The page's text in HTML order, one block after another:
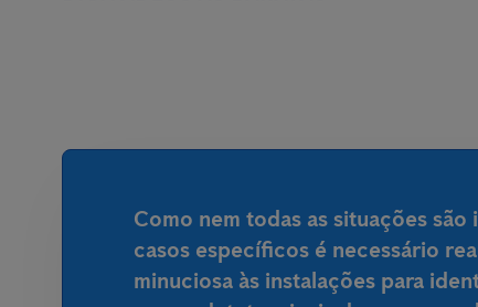
Como nem todas as situações são
casos específicos é necessário
minuciosa às instalações para